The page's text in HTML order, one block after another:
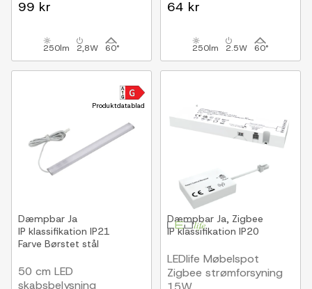
Hvid
99 kr
250lm 2,8W 60°
Mål: Ø6,8 cm, Sort
64 kr
250lm 2.5W 60°
Produktdatablad
Dæmpbar Ja
IP klassifikation IP21
Farve Børstet stål
50 cm LED
skabsbelysning
Dæmpbar Ja, Zigbee
IP klassifikation IP20
LEDlife Møbelspot
Zigbee strømforsyning